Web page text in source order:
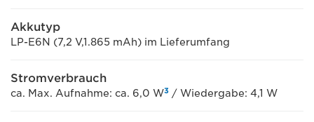
Akkutyp
LP-E6N (7,2 V,1.865 mAh) im Lieferumfang
Stromverbrauch
ca. Max. Aufnahme: ca. 6,0 W3 / Wiedergabe: 4,1 W